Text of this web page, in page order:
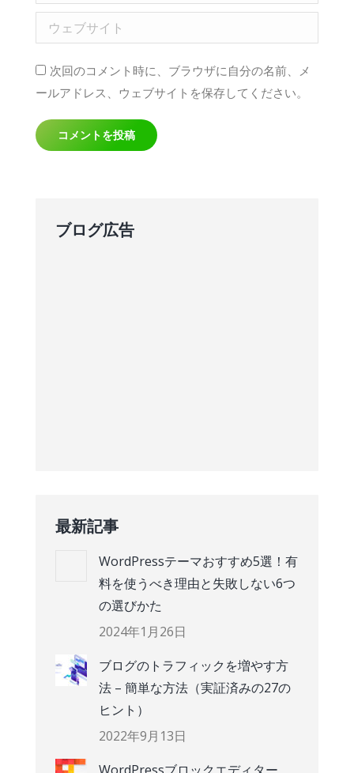
ウェブサイト
次回のコメント時に、ブラウザに自分の名前、メ
ールアドレス、ウェブサイトを保存してください。
コメントを投稿
ブログ広告
最新記事
WordPressテーマおすすめ5選！有
料を使うべき理由と失敗しない6つ
の選びかた
2024年1月26日
ブログのトラフィックを増やす方
法 – 簡単な方法（実証済みの27の
ヒント）
2022年9月13日